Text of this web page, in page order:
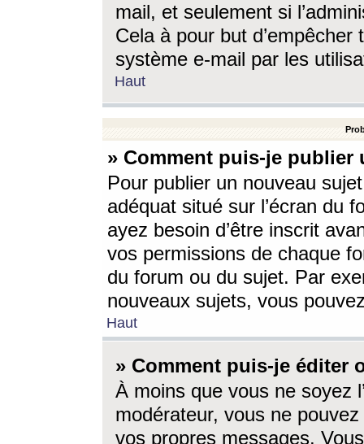
mail, et seulement si
Cela à pour but
système e-mail par les
Haut
» Comment puis-je
Pour publier un nouveau
adéquat situé sur l’écran du
ayez besoin d’être inscrit
vos permissions de chaque
du forum ou du sujet. Par
nouveaux sujets, vous
Haut
» Comment puis-je éditer
À moins que vous ne soyez
modérateur, vous ne
vos propres messages.